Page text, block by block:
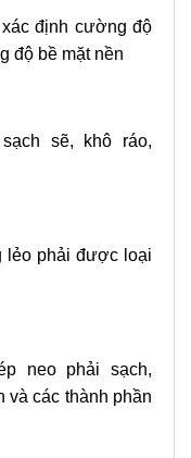
định cường độ
độ bề mặt nền
sẽ, khô ráo,
lẻo phải được loại
neo phải sạch,
và các thành phần